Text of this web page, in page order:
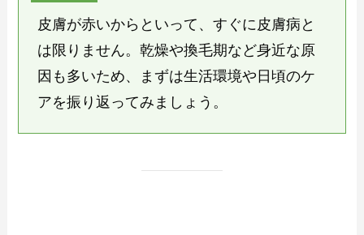
皮膚が赤いからといって、すぐに皮膚病と
は限りません。乾燥や換毛期など身近な原
因も多いため、まずは生活環境や日頃のケ
アを振り返ってみましょう。